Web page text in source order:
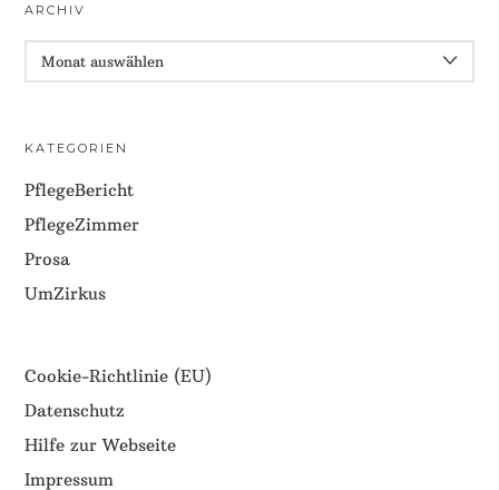
ARCHIV
KATEGORIEN
PflegeBericht
PflegeZimmer
Prosa
UmZirkus
Cookie-Richtlinie (EU)
Datenschutz
Hilfe zur Webseite
Impressum